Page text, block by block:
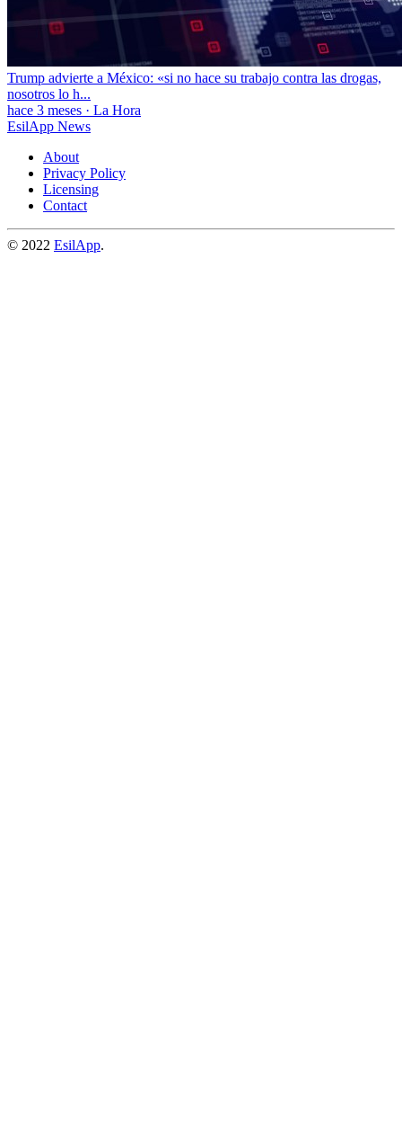
Trump advierte a México: «si no hace su trabajo contra las drogas,
nosotros lo h...
hace 3 meses · La Hora
EsilApp News
About
Privacy Policy
Licensing
Contact
© 2022 EsilApp.